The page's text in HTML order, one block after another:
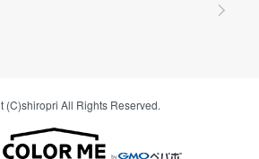
(C)shiropri All Rights Reserved.